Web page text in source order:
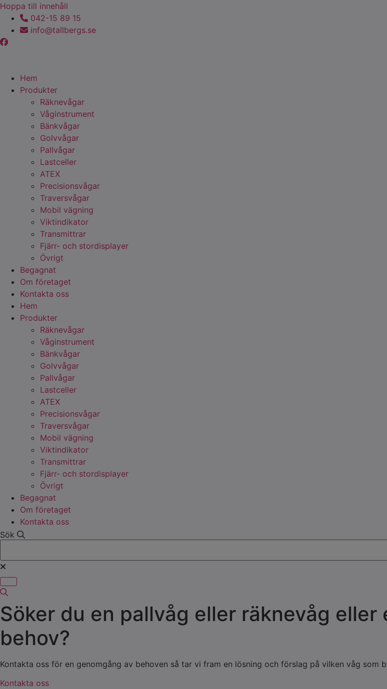
Hoppa till innehåll
042-15 89 15
info@tallbergs.se
Hem
Produkter
Räknevågar
Våginstrument
Bänkvågar
Golvvågar
Pallvågar
Lastceller
ATEX
Precisionsvågar
Traversvågar
Mobil vägning
Viktindikator
Transmittrar
Fjärr- och stordisplayer
Övrigt
Begagnat
Om företaget
Kontakta oss
Hem
Produkter
Räknevågar
Våginstrument
Bänkvågar
Golvvågar
Pallvågar
Lastceller
ATEX
Precisionsvågar
Traversvågar
Mobil vägning
Viktindikator
Transmittrar
Fjärr- och stordisplayer
Övrigt
Begagnat
Om företaget
Kontakta oss
Sök
Söker du en pallvåg eller räknevåg
behov?
Kontakta oss för en genomgång av behoven så tar vi fram en lösning och förslag på vilken våg som
Kontakta oss